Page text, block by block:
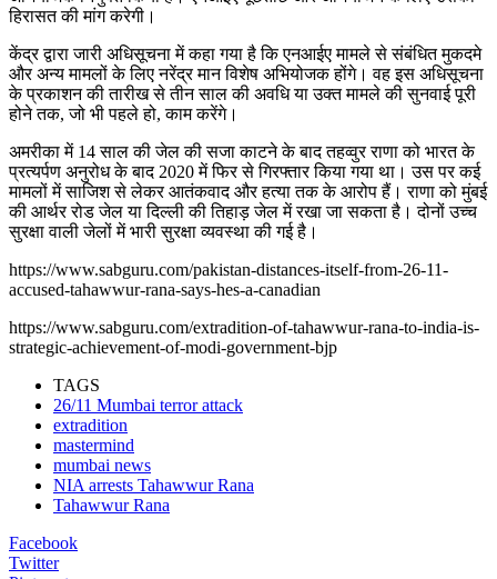
हिरासत की मांग करेगी।
केंद्र द्वारा जारी अधिसूचना में कहा गया है कि एनआईए मामले से संबंधित मुकदमे
और अन्य मामलों के लिए नरेंद्र मान विशेष अभियोजक होंगे। वह इस अधिसूचना
के प्रकाशन की तारीख से तीन साल की अवधि या उक्त मामले की सुनवाई पूरी
होने तक, जो भी पहले हो, काम करेंगे।
अमरीका में 14 साल की जेल की सजा काटने के बाद तहव्वुर राणा को भारत के
प्रत्यर्पण अनुरोध के बाद 2020 में फिर से गिरफ्तार किया गया था। उस पर कई
मामलों में साजिश से लेकर आतंकवाद और हत्या तक के आरोप हैं। राणा को मुंबई
की आर्थर रोड जेल या दिल्ली की तिहाड़ जेल में रखा जा सकता है। दोनों उच्च
सुरक्षा वाली जेलों में भारी सुरक्षा व्यवस्था की गई है।
https://www.sabguru.com/pakistan-distances-itself-from-26-11-
accused-tahawwur-rana-says-hes-a-canadian
https://www.sabguru.com/extradition-of-tahawwur-rana-to-india-is-
strategic-achievement-of-modi-government-bjp
TAGS
26/11 Mumbai terror attack
extradition
mastermind
mumbai news
NIA arrests Tahawwur Rana
Tahawwur Rana
Facebook
Twitter